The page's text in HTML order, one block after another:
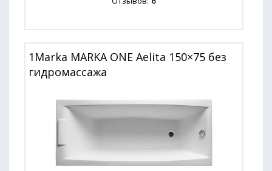
1Marka MARKA ONE Aelita 150×75 без
гидромассажа